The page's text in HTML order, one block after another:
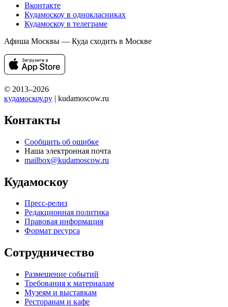
Вконтакте
Кудамоскоу в однокласниках
Кудамоскоу в телеграме
Афиша Москвы — Куда сходить в Москве
© 2013–2026
кудамоскоу.ру | kudamoscow.ru
Контакты
Сообщить об ошибке
Наша электронная почта
mailbox@kudamoscow.ru
Кудамоскоу
Пресс-релиз
Редакционная политика
Правовая информация
Формат ресурса
Сотрудничество
Размещение событий
Требования к материалам
Музеям и выставкам
Ресторанам и кафе